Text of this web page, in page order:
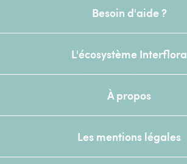
Besoin d'aide ?
L'écosystème Interflora
À propos
Les mentions légales